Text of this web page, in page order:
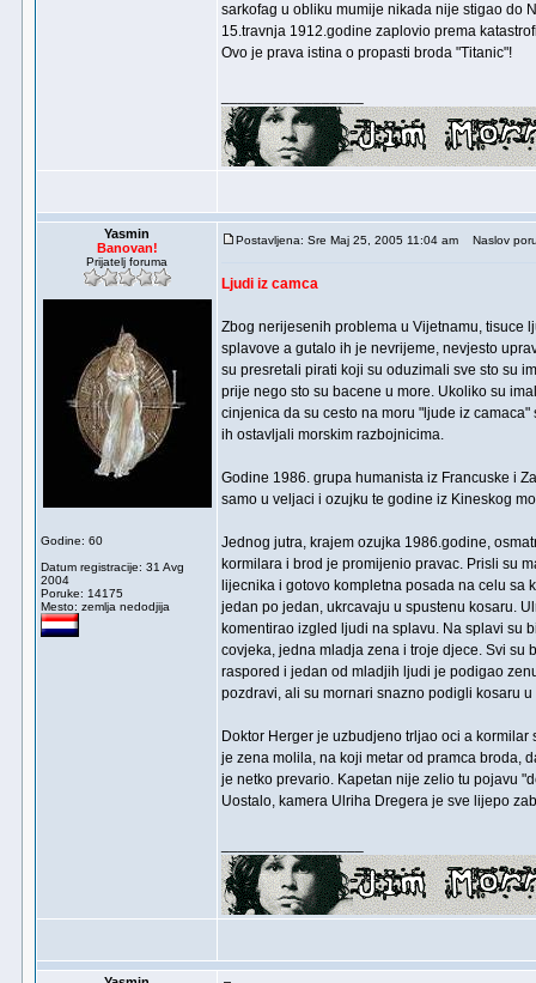
sarkofag u obliku mumije nikada nije stigao do
15.travnja 1912.godine zaplovio prema
Ovo je prava istina o propasti broda "Titanic"!
Yasmin
Banovan!
Prijatelj foruma
Godine: 60
Datum registracije: 31 Avg
2004
Poruke: 14175
Mesto: zemlja nedodjija
Postavljena: Sre Maj 25, 2005 11:04 am Naslov
Ljudi iz camca
Zbog nerijesenih problema u Vijetnamu, tisuce
splavove a gutalo ih je nevrijeme, nevjesto
su presretali pirati koji su oduzimali sve sto su
prije nego sto su bacene u more. Ukoliko su
cinjenica da su cesto na moru "ljude iz
ih ostavljali morskim razbojnicima.
Godine 1986. grupa humanista iz Francuske i
samo u veljaci i ozujku te godine iz Kineskog
Jednog jutra, krajem ozujka 1986.godine,
kormilara i brod je promijenio pravac. Prisli su
lijecnika i gotovo kompletna posada na celu
jedan po jedan, ukrcavaju u spustenu kosaru.
komentirao izgled ljudi na splavu. Na splavi su
covjeka, jedna mladja zena i troje djece. Svi su
raspored i jedan od mladjih ljudi je podigao
pozdravi, ali su mornari snazno podigli kosaru
Doktor Herger je uzbudjeno trljao oci a
je zena molila, na koji metar od pramca broda,
je netko prevario. Kapetan nije zelio tu pojavu
Uostalo, kamera Ulriha Dregera je sve lijepo